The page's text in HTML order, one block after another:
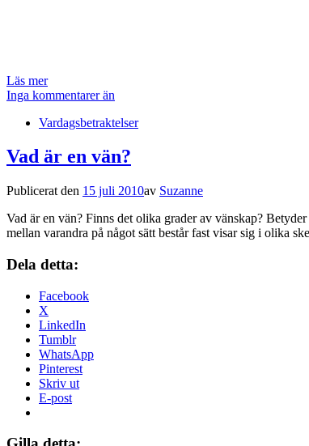
Läs mer
Inga kommentarer än
Vardagsbetraktelser
Vad är en vän?
Publicerat den 15 juli 2010av Suzanne
Vad är en vän? Finns det olika grader av vänskap?
mellan varandra på något sätt består fast visar sig i olika
Dela detta:
Facebook
X
LinkedIn
Tumblr
WhatsApp
Pinterest
Skriv ut
E-post